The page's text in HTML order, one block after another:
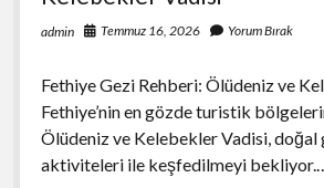
admin Temmuz 16, 2026 Yorum Bırak
Fethiye Gezi Rehberi: Ölüdeniz ve
Fethiye’nin en gözde turistik
Ölüdeniz ve Kelebekler Vadisi,
aktiviteleri ile keşfedilmeyi bekliyor.…